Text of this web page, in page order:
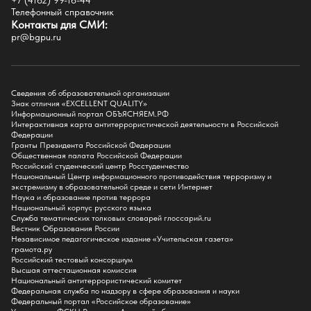
Историко-филологический факультет
Факультет иностранных языков
Факультет педагогики и психологии
Факультет физической культуры и спорта
Подготовительное отделение для иностранных граждан
Поступление
Приемная комиссия
Поступай в БГПУ
Специальности и направления
Списки поступающих
Приказы о зачислении
Полезные материалы
Общежитие
Информация о целевом обучении
Обркредит в СПО
Бакалавриат
Магистратура
Аспирантура
СПО
Правила приема на Бакалавриат
Правила приема на Магистратуру
Правила приема на СПО
Телефонный справочник
Контакты для СМИ:
pr@bgpu.ru
Сведения об образовательной организации
Знак отличия «EXCELLENT QUALITY»
Информационный портал ОБЪЯСНЯЕМ.РФ
Интерактивная карта антитеррористической деятельности в Российской
Федерации
Гранты Президента Российской Федерации
Общественная палата Российской Федерации
Российский студенческий центр Росстуденчество
Национальный Центр информационного противодействия терроризму и
экстремизму в образовательной среде и сети Интернет
Наука и образование против террора
Национальный корпус русского языка
Служба тематических толковых словарей глоссарий.ru
Вестник Образования России
Независимое педагогическое издание «Учительская газета»
грамота.ру
Российский тестовый консорциум
Высшая аттестационная комиссия
Национальный антитеррористический комитет
Федеральная служба по надзору в сфере образования и науки
Федеральный портал «Российское образование»